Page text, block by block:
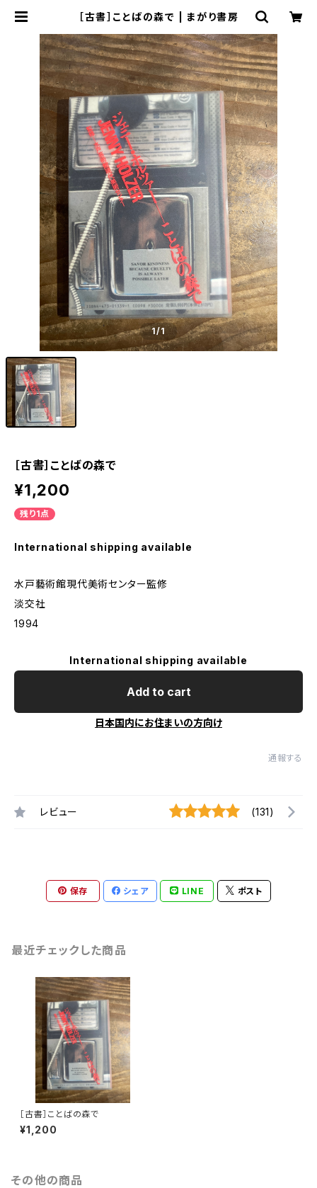
［古書］ことばの森で | まがり書房
1/1
［古書］ことばの森で
¥1,200
残り1点
International shipping available
水戸藝術館現代美術センター監修
淡交社
1994
International shipping available
Add to cart
日本国内にお住まいの方向け
通報する
レビュー (131)
保存 シェア LINE ポスト
最近チェックした商品
［古書］ことばの森で
¥1,200
その他の商品